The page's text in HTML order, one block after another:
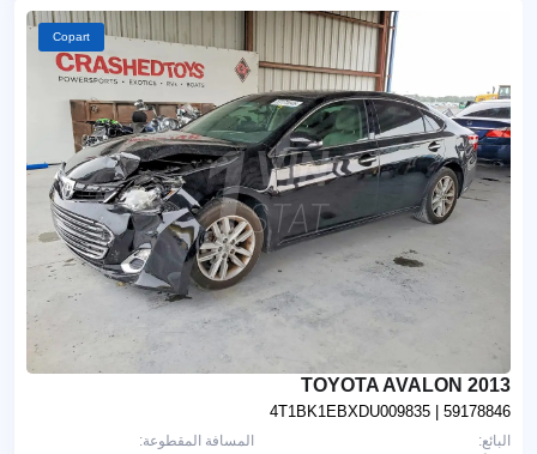
Copart
2013 TOYOTA AVALON
4T1BK1EBXDU009835 | 59178846
المسافة المقطوعة: البائع: